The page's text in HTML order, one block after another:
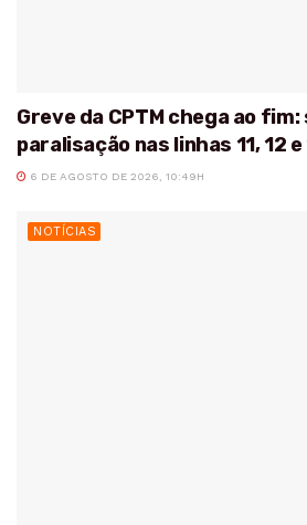
Greve da CPTM chega ao
paralisação nas linhas 11, 12 e
6 DE AGOSTO DE 2026, 10:49H
NOTÍCIAS